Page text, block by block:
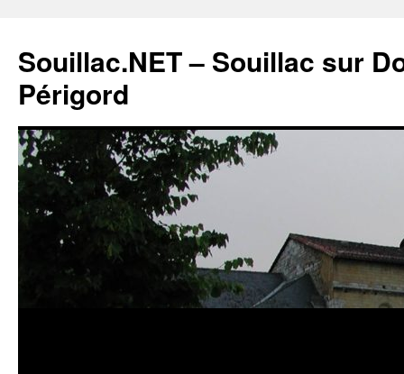
Souillac.NET – Souillac sur
Périgord